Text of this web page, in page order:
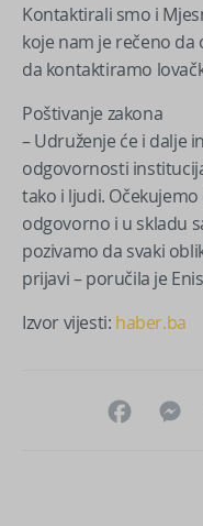
Kontaktirali smo i
koje nam je rečeno
da kontaktiramo
Poštivanje zakona
– Udruženje će i dalje
odgovornosti
tako i ljudi.
odgovorno i u skladu
pozivamo da svaki
prijavi – poručila je
Izvor vijesti: haber.ba